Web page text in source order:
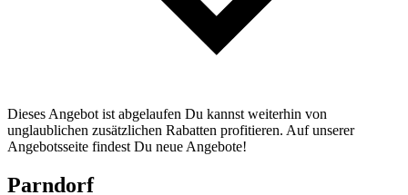
Dieses Angebot ist abgelaufen Du kannst weiterhin von
unglaublichen zusätzlichen Rabatten profitieren. Auf unserer
Angebotsseite findest Du neue Angebote!
Parndorf